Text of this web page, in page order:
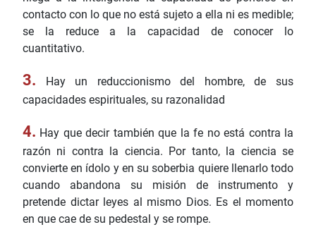
contacto con lo que no está sujeto a ella ni es medible;
se la reduce a la capacidad de conocer lo
cuantitativo.
3. Hay un reduccionismo del hombre, de sus
capacidades espirituales, su razonalidad
4. Hay que decir también que la fe no está contra la
razón ni contra la ciencia. Por tanto, la ciencia se
convierte en ídolo y en su soberbia quiere llenarlo todo
cuando abandona su misión de instrumento y
pretende dictar leyes al mismo Dios. Es el momento
en que cae de su pedestal y se rompe.